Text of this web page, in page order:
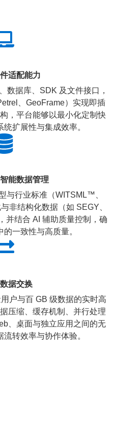
适配能力
数据库、SDK 及文件接口，
、GeoFrame）实现即插
，平台能够以最小化定制快
扩展性与集成效率。
能数据管理
与行业标准（WITSML™、
非结构化数据（如 SEGY、
并结合 AI 辅助质量控制，确
一致性与高质量。
据交换
户与百 GB 级数据的实时高
压缩、缓存机制、并行处理
、桌面与独立应用之间的无
转效率与协作体验。